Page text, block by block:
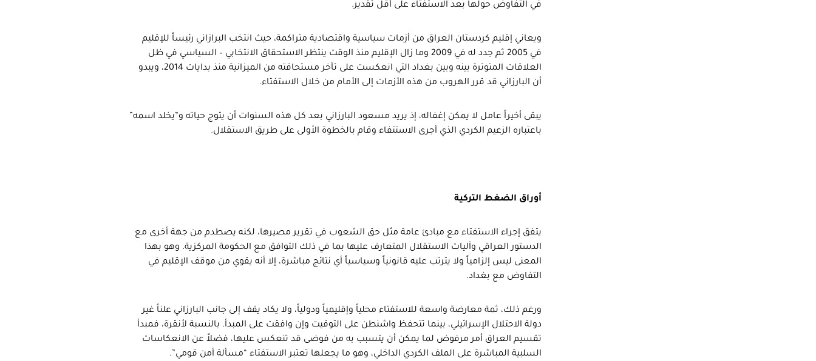
في التفاوض حولها بعد الاستفتاء على أقل تقدير.
ويعاني إقليم كردستان العراق من أزمات سياسية واقتصادية متراكمة، حيث انتخب البرازاني رئيساً للإقليم
في 2005 ثم جدد له في 2009 وما زال الإقليم منذ الوقت ينتظر الاستحقاق الانتخابي – السياسي في ظل
العلاقات المتوترة بينه وبين بغداد التي انعكست على تأخر مستحاقته من الميزانية منذ بدايات 2014، ويبدو
أن البارزاني قد قرر الهروب من هذه الأزمات إلى الأمام من خلال الاستفتاء.
يبقى أخيراً عامل لا يمكن إغفاله، إذ يريد مسعود البارزاني بعد كل هذه السنوات أن يتوج حياته و”يخلد اسمه”
باعتباره الزعيم الكردي الذي أجرى الاستتفاء وقام بالخطوة الأولى على طريق الاستقلال.
أوراق الضغط التركية
يتفق إجراء الاستفتاء مع مبادئ عامة مثل حق الشعوب في تقرير مصيرها، لكنه يصطدم من جهة أخرى مع
الدستور العراقي وآليات الاستقلال المتعارف عليها بما في ذلك التوافق مع الحكومة المركزية. وهو بهذا
المعنى ليس إلزامياً ولا يترتب عليه قانونياً وسياسياً أي نتائج مباشرة، إلا أنه يقوي من موقف الإقليم في
التفاوض مع بغداد.
ورغم ذلك، ثمة معارضة واسعة للاستفتاء محلياً وإقليمياً ودولياً، ولا يكاد يقف إلى جانب البارزاني علناً غير
دولة الاحتلال الإسرائيلي، بينما تتحفظ واشنطن على التوقيت وإن وافقت على المبدأ. بالنسبة لأنقرة، فمبدأ
تقسيم العراق أمر مرفوض لما يمكن أن يتسبب به من فوضى قد تنعكس عليها، فضلاً عن الانعكاسات
السلبية المباشرة على الملف الكردي الداخلي، وهو ما يجعلها تعتبر الاستفتاء “مسألة أمن قومي”.